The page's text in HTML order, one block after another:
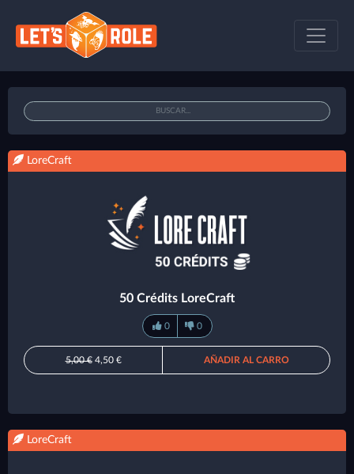
LoreCraft
50 Crédits LoreCraft
0 0
5,00 €4,50 € AÑADIR AL CARRO
LoreCraft